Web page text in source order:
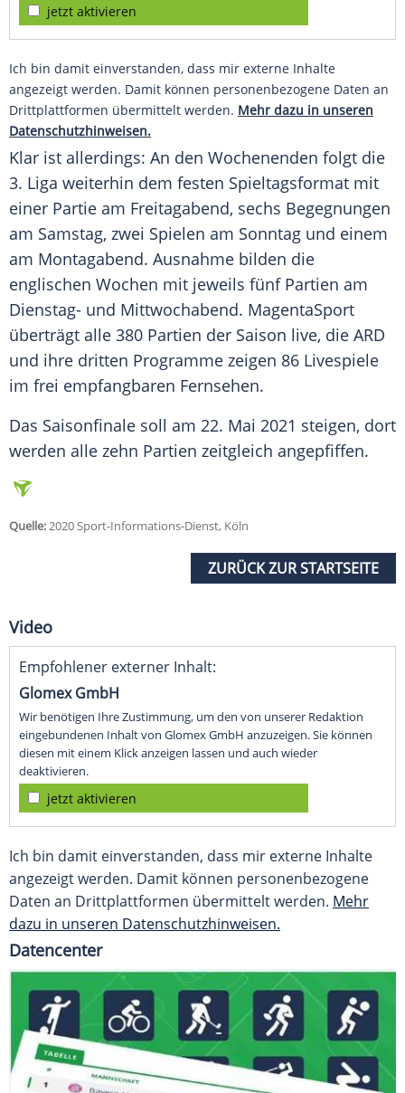
jetzt aktivieren
Ich bin damit einverstanden, dass mir externe Inhalte
angezeigt werden. Damit können personenbezogene Daten an
Drittplattformen übermittelt werden. Mehr dazu in unseren
Datenschutzhinweisen.
Klar ist allerdings: An den Wochenenden folgt die
3. Liga weiterhin dem festen Spieltagsformat mit
einer Partie am Freitagabend, sechs Begegnungen
am Samstag, zwei Spielen am Sonntag und einem
am Montagabend. Ausnahme bilden die
englischen Wochen mit jeweils fünf Partien am
Dienstag- und Mittwochabend. MagentaSport
überträgt alle 380 Partien der Saison live, die ARD
und ihre dritten Programme zeigen 86 Livespiele
im frei empfangbaren Fernsehen.
Das Saisonfinale soll am 22. Mai 2021 steigen, dort
werden alle zehn Partien zeitgleich angepfiffen.
Quelle:2020 Sport-Informations-Dienst, Köln
ZURÜCK ZUR STARTSEITE
Video
Empfohlener externer Inhalt:
Glomex GmbH
Wir benötigen Ihre Zustimmung, um den von unserer Redaktion
eingebundenen Inhalt von Glomex GmbH anzuzeigen. Sie können
diesen mit einem Klick anzeigen lassen und auch wieder
deaktivieren.
jetzt aktivieren
Ich bin damit einverstanden, dass mir externe Inhalte
angezeigt werden. Damit können personenbezogene
Daten an Drittplattformen übermittelt werden. Mehr
dazu in unseren Datenschutzhinweisen.
Datencenter